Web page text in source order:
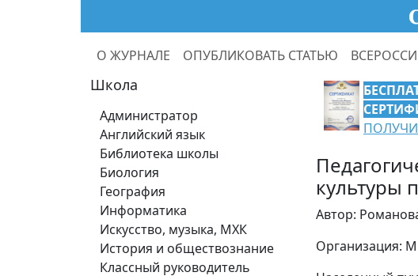
О ЖУРНАЛЕ ОПУБЛИКОВАТЬ СТАТЬЮ
Школа
Администратор
Английский язык
Библиотека школы
Биология
География
Информатика
Искусство, музыка, МХК
История и обществознание
Классный руководитель
культуры
Автор:
Организация: